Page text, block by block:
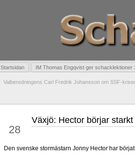
Startsidan IM Thomas Engqvist ger schacklektioner
Valberedningens Carl Fredrik Johansson om SSF-
28
Växjö: Hector börjar starkt
Den svenske stormästarn Jonny Hector har